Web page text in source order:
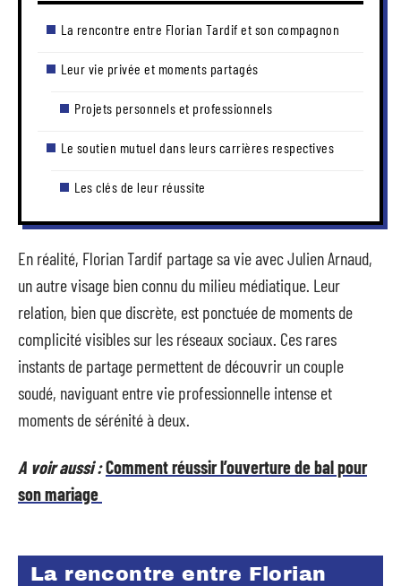
La rencontre entre Florian Tardif et son compagnon
Leur vie privée et moments partagés
Projets personnels et professionnels
Le soutien mutuel dans leurs carrières respectives
Les clés de leur réussite
En réalité, Florian Tardif partage sa vie avec Julien Arnaud,
un autre visage bien connu du milieu médiatique. Leur
relation, bien que discrète, est ponctuée de moments de
complicité visibles sur les réseaux sociaux. Ces rares
instants de partage permettent de découvrir un couple
soudé, naviguant entre vie professionnelle intense et
moments de sérénité à deux.
A voir aussi :Comment réussir l’ouverture de bal pour
son mariage
La rencontre entre Florian